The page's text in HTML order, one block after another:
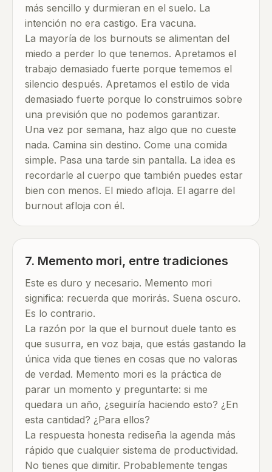
más sencillo y durmieran en el suelo. La
intención no era castigo. Era vacuna.
La mayoría de los burnouts se alimentan del
miedo a perder lo que tenemos. Apretamos el
trabajo demasiado fuerte porque tememos el
silencio después. Apretamos el estilo de vida
demasiado fuerte porque lo construimos sobre
una previsión que no podemos garantizar.
Una vez por semana, haz algo que no cueste
nada. Camina sin destino. Come una comida
simple. Pasa una tarde sin pantalla. La idea es
recordarle al cuerpo que también puedes estar
bien con menos. El miedo afloja. El agarre del
burnout afloja con él.
7. Memento mori, entre tradiciones
Este es duro y necesario. Memento mori
significa: recuerda que morirás. Suena oscuro.
Es lo contrario.
La razón por la que el burnout duele tanto es
que susurra, en voz baja, que estás gastando la
única vida que tienes en cosas que no valoras
de verdad. Memento mori es la práctica de
parar un momento y preguntarte: si me
quedara un año, ¿seguiría haciendo esto? ¿En
esta cantidad? ¿Para ellos?
La respuesta honesta rediseña la agenda más
rápido que cualquier sistema de productividad.
No tienes que dimitir. Probablemente tengas